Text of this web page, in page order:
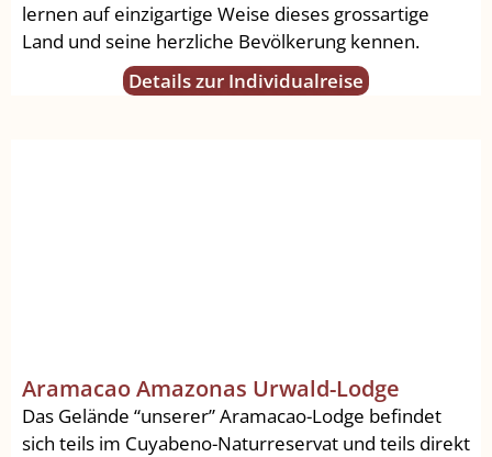
lernen auf einzigartige Weise dieses grossartige
Land und seine herzliche Bevölkerung kennen.
Details zur Individualreise
Aramacao Amazonas Urwald-Lodge
Das Gelände “unserer” Aramacao-Lodge befindet
sich teils im Cuyabeno-Naturreservat und teils direkt